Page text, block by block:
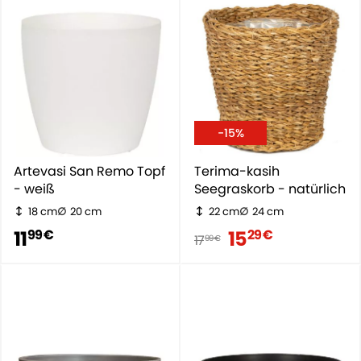
Artevasi San Remo Topf
- weiß
18 cm 20 cm
1199 €
-15%
Terima-kasih
Seegraskorb - natürlich
22 cm 24 cm
1799 € 1529 €